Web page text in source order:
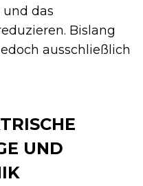
das
Bislang
ausschließlich
UND